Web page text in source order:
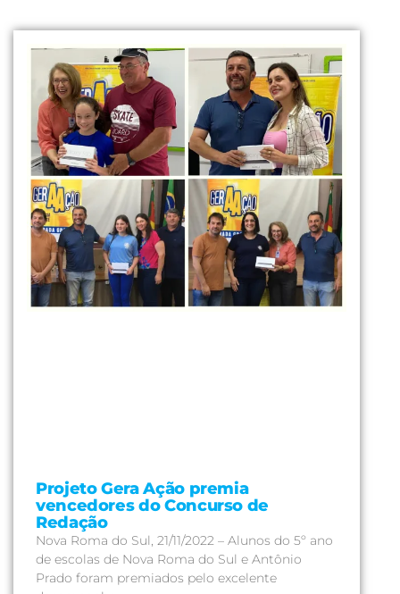
Projeto Gera Ação premia
vencedores do Concurso de
Redação
Nova Roma do Sul, 21/11/2022 – Alunos do 5º ano
de escolas de Nova Roma do Sul e Antônio
Prado foram premiados pelo excelente